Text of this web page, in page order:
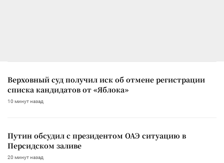
Верховный суд получил иск об отмене регистрации
списка кандидатов от «Яблока»
10 минут назад
Путин обсудил с президентом ОАЭ ситуацию в
Персидском заливе
20 минут назад